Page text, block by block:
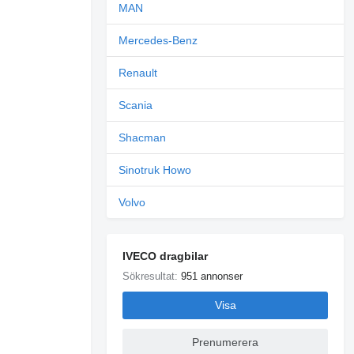
MAN
Mercedes-Benz
Renault
Scania
Shacman
Sinotruk Howo
Volvo
IVECO dragbilar
Sökresultat:951 annonser
Visa
Prenumerera